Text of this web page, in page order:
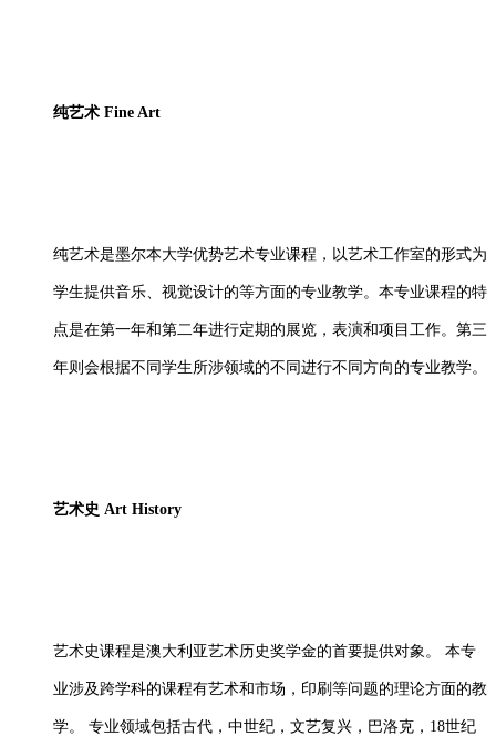
纯艺术 Fine Art
纯艺术是墨尔本大学优势艺术专业课程，以艺术工作室的形式为
学生提供音乐、视觉设计的等方面的专业教学。本专业课程的特
点是在第一年和第二年进行定期的展览，表演和项目工作。第三
年则会根据不同学生所涉领域的不同进行不同方向的专业教学。
艺术史 Art History
艺术史课程是澳大利亚艺术历史奖学金的首要提供对象。 本专
业涉及跨学科的课程有艺术和市场，印刷等问题的理论方面的教
学。 专业领域包括古代，中世纪，文艺复兴，巴洛克， 18世纪